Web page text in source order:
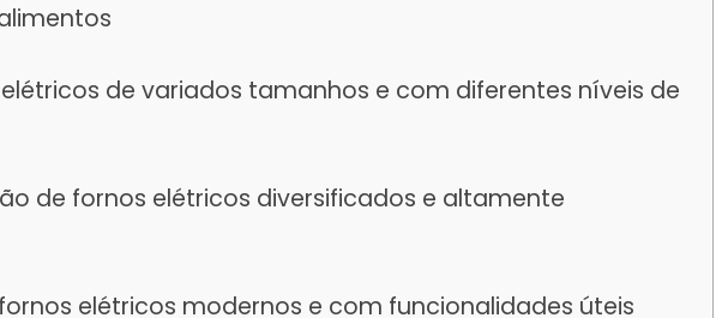
de variados tamanhos e com diferentes níveis de
de fornos elétricos diversificados e altamente
elétricos modernos e com funcionalidades úteis